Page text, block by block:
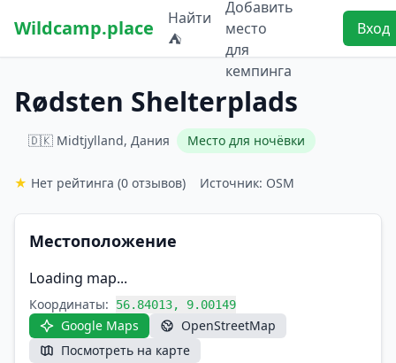
Wildcamp.place
Найти
⛺
Добавить
место
для
кемпинга
Вход
Rødsten Shelterplads
🇩🇰 Midtjylland, Дания Место для ночёвки
★ Нет рейтинга (0 отзывов) Источник: OSM
Местоположение
Loading map...
Координаты: 56.84013, 9.00149
Google Maps
OpenStreetMap
Посмотреть на карте